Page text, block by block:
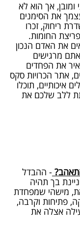
אך הוא לא
את הסימנים
ריחוק, זכרו
החומות.
את האדם הנכון
מרגישים
את הפחדים
אתר הכרויות סקס
איכותיים, תוכלו
ללב שלכם את
- ההבדל
בך תהיה
מישהי שמפחדת
פתיחות וקרבה,
אצלה את